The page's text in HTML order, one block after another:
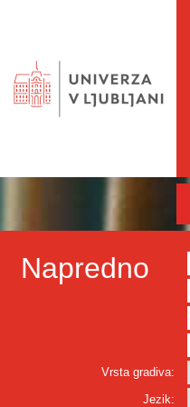
Napredno
Vrsta gradiva:
Jezik: